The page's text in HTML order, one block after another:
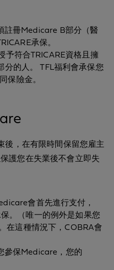
註冊Medicare B部分（醫
承保。
予符合TRICARE資格且擁
的人。 TFL福利會承保您
保險金。
後，在有限時間保留您雇主
護您在失業後不會立即失
會首先進行支付，
。（唯一的例外是如果您
在這種情況下，COBRA會
參保Medicare，您的